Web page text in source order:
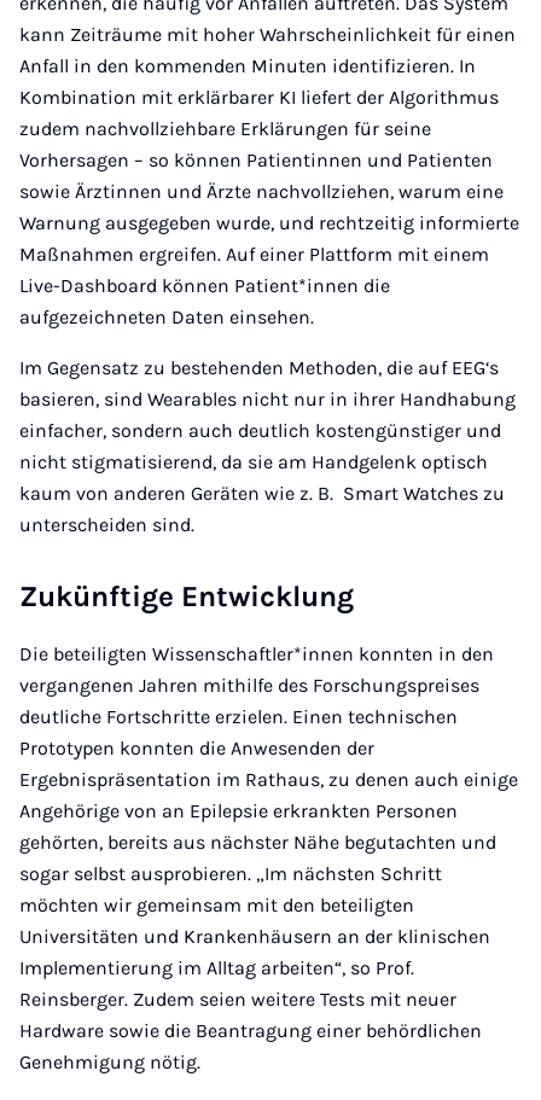
kann Zeiträume mit hoher Wahrscheinlichkeit für einen
Anfall in den kommenden Minuten identifizieren. In
Kombination mit erklärbarer KI liefert der Algorithmus
zudem nachvollziehbare Erklärungen für seine
Vorhersagen – so können Patientinnen und Patienten
sowie Ärztinnen und Ärzte nachvollziehen, warum eine
Warnung ausgegeben wurde, und rechtzeitig informierte
Maßnahmen ergreifen. Auf einer Plattform mit einem
Live-Dashboard können Patient*innen die
aufgezeichneten Daten einsehen.
Im Gegensatz zu bestehenden Methoden, die auf EEG‘s
basieren, sind Wearables nicht nur in ihrer Handhabung
einfacher, sondern auch deutlich kostengünstiger und
nicht stigmatisierend, da sie am Handgelenk optisch
kaum von anderen Geräten wie z. B. Smart Watches zu
unterscheiden sind.
Zukünftige Entwicklung
Die beteiligten Wissenschaftler*innen konnten in den
vergangenen Jahren mithilfe des Forschungspreises
deutliche Fortschritte erzielen. Einen technischen
Prototypen konnten die Anwesenden der
Ergebnispräsentation im Rathaus, zu denen auch einige
Angehörige von an Epilepsie erkrankten Personen
gehörten, bereits aus nächster Nähe begutachten und
sogar selbst ausprobieren. „Im nächsten Schritt
möchten wir gemeinsam mit den beteiligten
Universitäten und Krankenhäusern an der klinischen
Implementierung im Alltag arbeiten“, so Prof.
Reinsberger. Zudem seien weitere Tests mit neuer
Hardware sowie die Beantragung einer behördlichen
Genehmigung nötig.